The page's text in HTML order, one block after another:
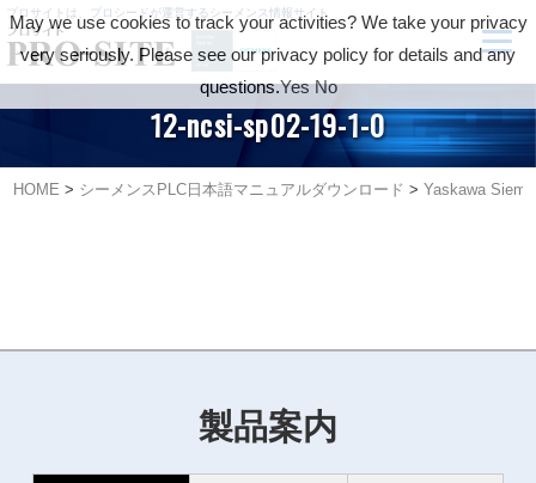
プロサイトは、プロシードが運営するシーメンス情報サイト
12-ncsi-sp02-19-1-0
HOME > シーメンスPLC日本語マニュアルダウンロード >Yaskawa
製品案内
May we use cookies to track your activities? We take your privacy
very seriously. Please see our privacy policy for details and any
questions.Yes No